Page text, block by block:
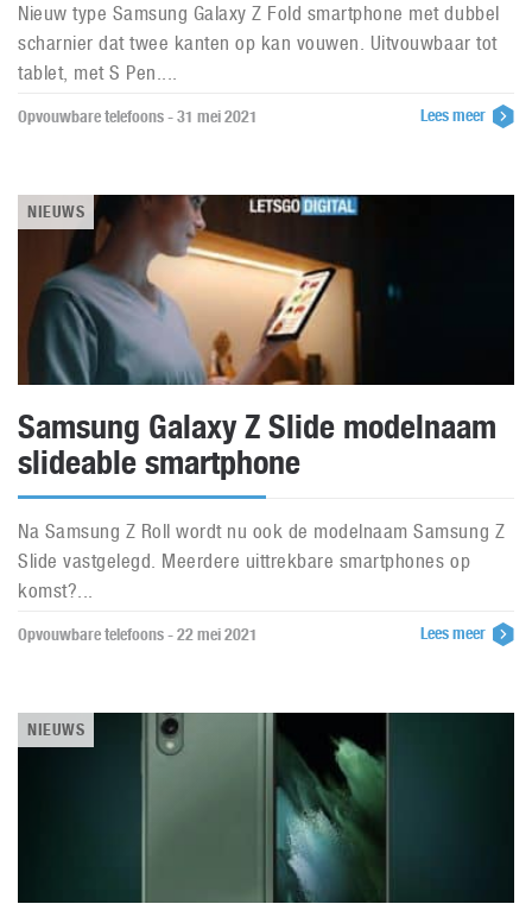
Nieuw type Samsung Galaxy Z Fold smartphone met dubbel
scharnier dat twee kanten op kan vouwen. Uitvouwbaar tot
tablet, met S Pen....
Opvouwbare telefoons - 31 mei 2021 Lees meer
NIEUWS
Samsung Galaxy Z Slide modelnaam
slideable smartphone
Na Samsung Z Roll wordt nu ook de modelnaam Samsung Z
Slide vastgelegd. Meerdere uittrekbare smartphones op
komst?...
Opvouwbare telefoons - 22 mei 2021 Lees meer
NIEUWS